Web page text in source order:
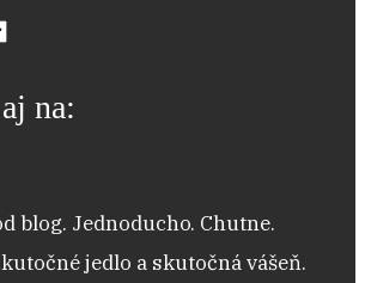
na:
blog. Jednoducho. Chutne.
jedlo a skutočná vášeň.